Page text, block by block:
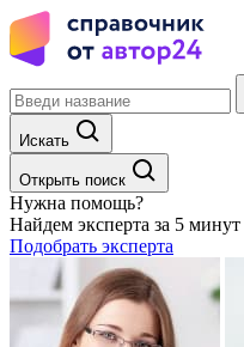
Искать
Открыть поиск
Нужна помощь?
Найдем эксперта за 5 минут
Подобрать эксперта